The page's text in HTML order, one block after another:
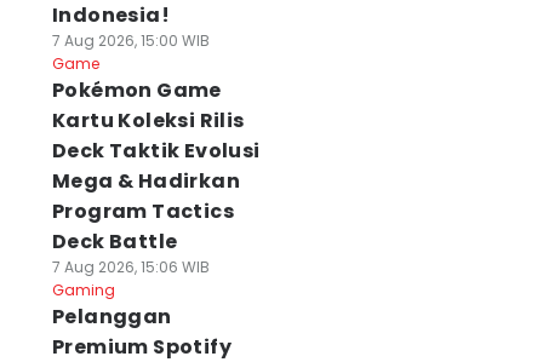
Indonesia!
7 Aug 2026, 15:00 WIB
Game
Pokémon Game
Kartu Koleksi Rilis
Deck Taktik Evolusi
Mega & Hadirkan
Program Tactics
Deck Battle
7 Aug 2026, 15:06 WIB
Gaming
Pelanggan
Premium Spotify